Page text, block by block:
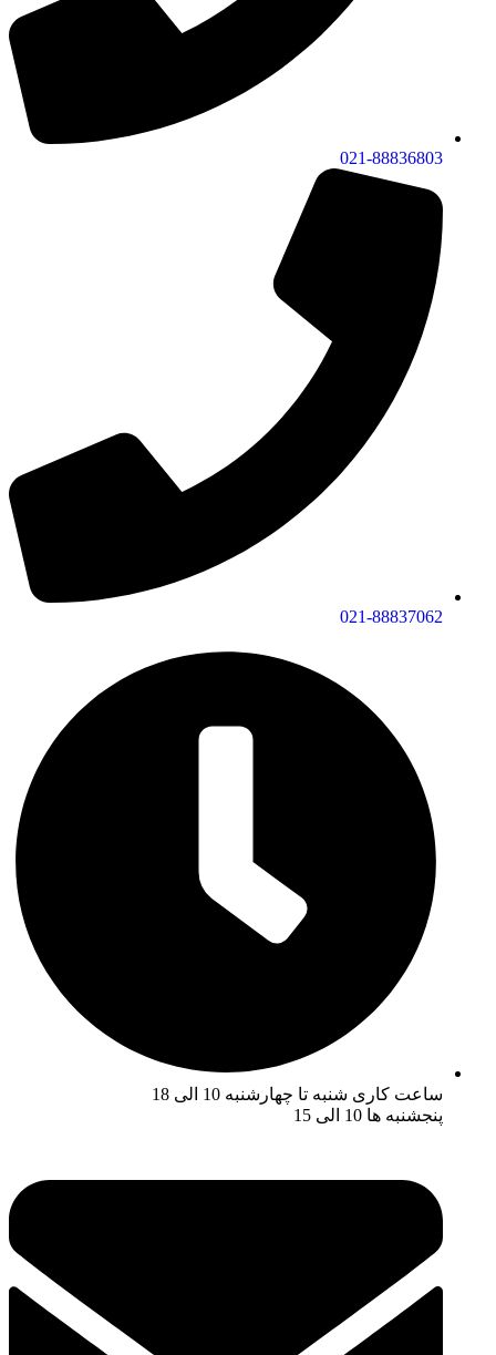
021-88836803
021-88837062
ساعت کاری شنبه تا چهارشنبه 10 الی 18
پنجشنبه ها 10 الی 15